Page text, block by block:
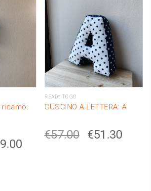
ricamo:
READY TO GO
CUSCINO A LETTERA: A
€57.00 €51.30